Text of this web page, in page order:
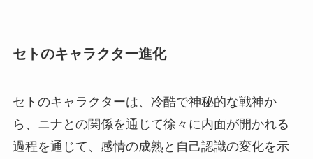
セトのキャラクター進化
セトのキャラクターは、冷酷で神秘的な戦神か
ら、ニナとの関係を通じて徐々に内面が開かれる
過程を通じて、感情の成熟と自己認識の変化を示